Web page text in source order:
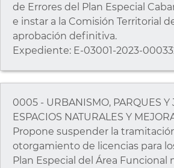
de Errores del Plan Especial
e instar a la Comisión Territorial
aprobación definitiva.
Expediente: E-03001-2023-
0005 - URBANISMO, PARQUES Y
ESPACIOS NATURALES Y
Propone suspender la
otorgamiento de licencias para
Plan Especial del Área Funcional